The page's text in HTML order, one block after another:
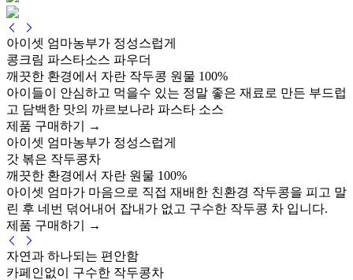
아이셋 엄마농부가 정성스럽게
콩크림 파스타소스 파우더
깨끗한 환경에서 자란 작두콩 원물 100%
아이들이 안심하고 먹을수 있는 정말 좋은 재료로 만든 부드럽
고 담백한 맛의 까르보나라 파스타 소스
제품 구매하기 →
아이셋 엄마농부가 정성스럽게
갓 볶은 작두콩차
깨끗한 환경에서 자란 원물 100%
아이셋 엄마가 마음으로 직접 재배한 친환경 작두콩을 피고 말
린 후 네번 덖어내어 잡내가 없고 구수한 작두콩 차 입니다.
제품 구매하기 →
자연과 하나되는 편안함
카페인없이 구수한 작두콩차